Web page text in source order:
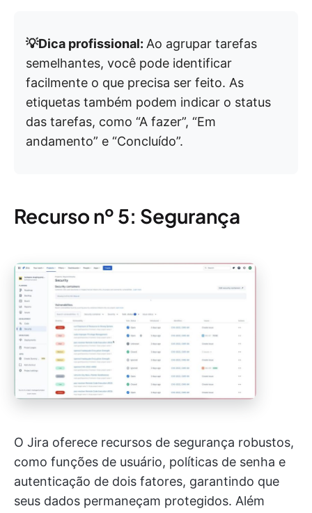
💡Dica profissional: Ao agrupar tarefas
semelhantes, você pode identificar
facilmente o que precisa ser feito. As
etiquetas também podem indicar o status
das tarefas, como “A fazer”, “Em
andamento” e “Concluído”.
Recurso nº 5: Segurança
O Jira oferece recursos de segurança robustos,
como funções de usuário, políticas de senha e
autenticação de dois fatores, garantindo que
seus dados permaneçam protegidos. Além